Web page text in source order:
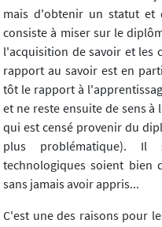
mais d'obtenir un statut
consiste à miser sur le
l'acquisition de savoir et les
rapport au savoir est en
tôt le rapport à
et ne reste ensuite de sens
qui est censé provenir du
plus problématique).
technologiques soient bien
sans jamais avoir appris...
C'est une des raisons pour